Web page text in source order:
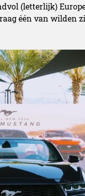
(letterlijk)
één van wilden